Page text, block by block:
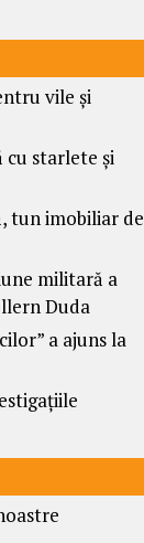
vile și
cu starlete și
tun imobiliar de
militară a
Duda
a ajuns la